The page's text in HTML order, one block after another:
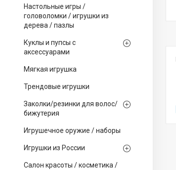
Настольные игры /
головоломки / игрушки из
дерева / пазлы
Куклы и пупсы с
аксессуарами
Мягкая игрушка
Трендовые игрушки
Заколки/резинки для волос/
бижутерия
Игрушечное оружие / наборы
Игрушки из России
Салон красоты / косметика /